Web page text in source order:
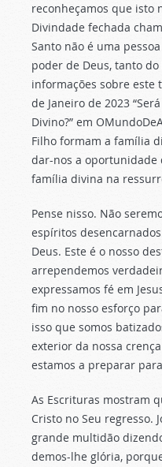
reconheçamos que isto
Divindade fechada
Santo não é uma
poder de Deus, tanto do
informações sobre este
de Janeiro de 2023
Divino?” em
Filho formam a família
dar-nos a oportunidade
família divina na
Pense nisso. Não
espíritos
Deus. Este é o nosso
arrependemos
expressamos fé em
fim no nosso esforço
isso que somos
exterior da nossa
estamos a preparar
As Escrituras mostram
Cristo no Seu regresso.
grande multidão
demos-lhe glória,